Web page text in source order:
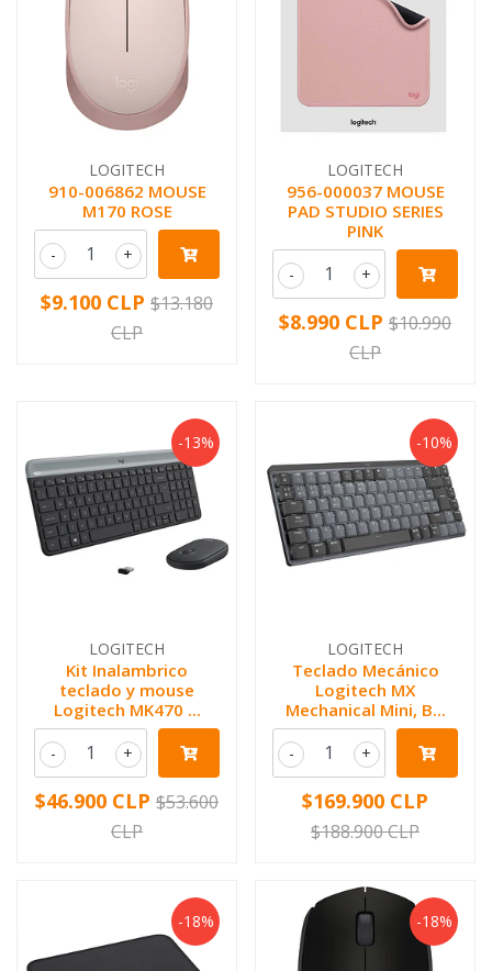
LOGITECH
910-006862 MOUSE
M170 ROSE
+
-
$9.100 CLP $13.180
CLP
LOGITECH
956-000037 MOUSE
PAD STUDIO SERIES
PINK
+
-
$8.990 CLP $10.990
CLP
-13%
LOGITECH
Kit Inalambrico
teclado y mouse
Logitech MK470 ...
+
-
$46.900 CLP $53.600
CLP
-10%
LOGITECH
Teclado Mecánico
Logitech MX
Mechanical Mini, B...
+
-
$169.900 CLP
$188.900 CLP
-18% -18%